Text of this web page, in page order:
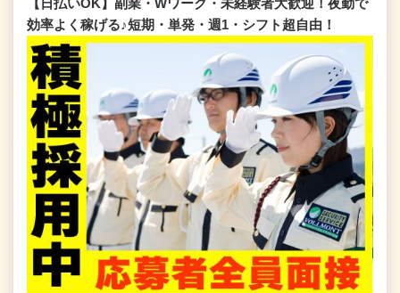
【日払いOK】副業・Wワーク・未経験者大歓迎！夜勤で
効率よく稼げる♪短期・単発・週1・シフト超自由！